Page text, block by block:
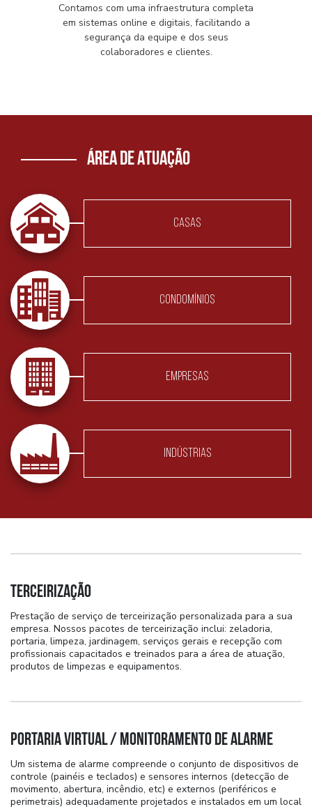
Contamos com uma infraestrutura completa
em sistemas online e digitais, facilitando a
segurança da equipe e dos seus
colaboradores e clientes.
ÁREA DE ATUAÇÃO
CASAS
CONDOMÍNIOS
EMPRESAS
INDÚSTRIAS
Terceirização
Prestação de serviço de terceirização personalizada para a sua
empresa. Nossos pacotes de terceirização inclui: zeladoria,
portaria, limpeza, jardinagem, serviços gerais e recepção com
profissionais capacitados e treinados para a área de atuação,
produtos de limpezas e equipamentos.
Portaria Virtual / Monitoramento de Alarme
Um sistema de alarme compreende o conjunto de dispositivos de
controle (painéis e teclados) e sensores internos (detecção de
movimento, abertura, incêndio, etc) e externos (periféricos e
perimetrais) adequadamente projetados e instalados em um local